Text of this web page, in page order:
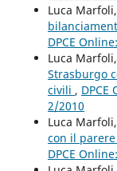
Luca Marfoli,
DPCE
Luca Marfoli,
Strasburgo
civili , DPCE
2/2010
Luca Marfoli,
con il
DPCE